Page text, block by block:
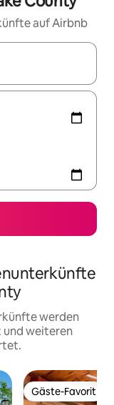
auf Airbnb
mit den
werden
und weiteren
Gäste-Favorit
Gäste-Favorit